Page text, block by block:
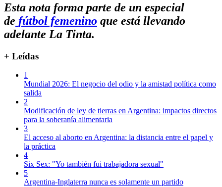
Esta nota forma parte de un especial
de fútbol femenino que está llevando
adelante La Tinta.
+ Leídas
1
Mundial 2026: El negocio del odio y la amistad política como
salida
2
Modificación de ley de tierras en Argentina: impactos directos
para la soberanía alimentaria
3
El acceso al aborto en Argentina: la distancia entre el papel y
la práctica
4
Six Sex: "Yo también fui trabajadora sexual"
5
Argentina-Inglaterra nunca es solamente un partido